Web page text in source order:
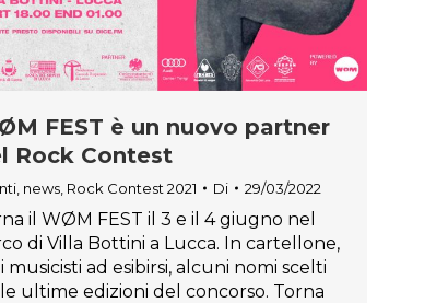
FEST è un nuovo partner
Rock Contest
news Rock Contest 2021 Di 29/03/2022
il WØM FEST il 3 e il 4 giugno nel
di Villa Bottini a Lucca. In cartellone,
musicisti ad esibirsi, alcuni nomi scelti
ultime edizioni del concorso. Torna